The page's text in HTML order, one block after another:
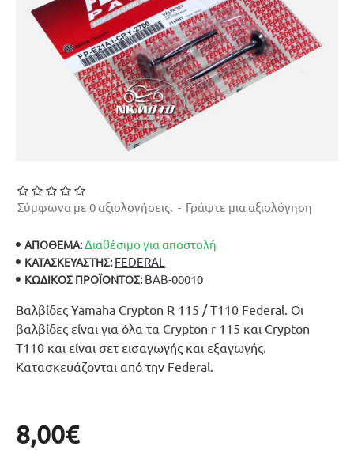
Βαλβίδες Yamaha Crypton R 115 / T110 Federal. Οι
βαλβίδες είναι για όλα τα Crypton r 115 και Crypton
T110 και είναι σετ εισαγωγής και εξαγωγής.
Κατασκευάζονται από την Federal.
ΑΠΟΘΕΜΑ:Διαθέσιμο για αποστολή
ΚΑΤΑΣΚΕΥΑΣΤΉΣ: FEDERAL
ΚΩΔΙΚΌΣ ΠΡΟΪΌΝΤΟΣ: ΒΑΒ-00010
Σύμφωνα με 0 αξιολογήσεις. - Γράψτε μια αξιολόγηση
8,00€